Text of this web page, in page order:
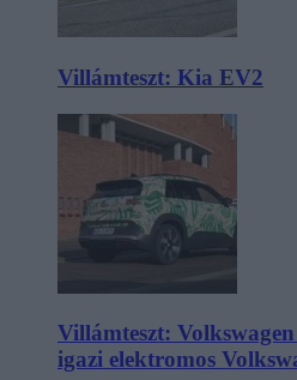
Villámteszt: Kia EV2
Villámteszt:
igazi elektromos